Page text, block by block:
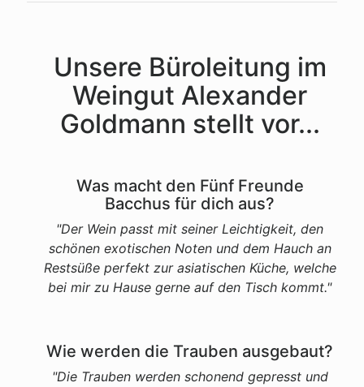
Unsere Büroleitung im
Weingut Alexander
Goldmann stellt vor...
Was macht den Fünf Freunde
Bacchus für dich aus?
"Der Wein passt mit seiner Leichtigkeit, den
schönen exotischen Noten und dem Hauch an
Restsüße perfekt zur asiatischen Küche, welche
bei mir zu Hause gerne auf den Tisch kommt."
Wie werden die Trauben ausgebaut?
"Die Trauben werden schonend gepresst und